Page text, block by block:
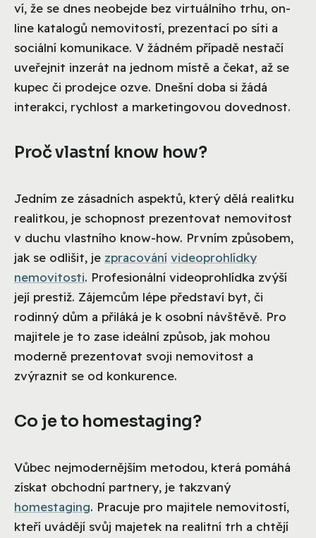
ví, že se dnes neobejde bez virtuálního trhu, on-
line katalogů nemovitostí, prezentací po síti a
sociální komunikace. V žádném případě nestačí
uveřejnit inzerát na jednom místě a čekat, až se
kupec či prodejce ozve. Dnešní doba si žádá
interakci, rychlost a marketingovou dovednost.
Proč vlastní know how?
Jedním ze zásadních aspektů, který dělá realitku
realitkou, je schopnost prezentovat nemovitost
v duchu vlastního know-how. Prvním způsobem,
jak se odlišit, je zpracování videoprohlídky
nemovitosti. Profesionální videoprohlídka zvýší
její prestiž. Zájemcům lépe představí byt, či
rodinný dům a přiláká je k osobní návštěvě. Pro
majitele je to zase ideální způsob, jak mohou
moderně prezentovat svoji nemovitost a
zvýraznit se od konkurence.
Co je to homestaging?
Vůbec nejmodernějším metodou, která pomáhá
získat obchodní partnery, je takzvaný
homestaging. Pracuje pro majitele nemovitostí,
kteří uvádějí svůj majetek na realitní trh a chtějí